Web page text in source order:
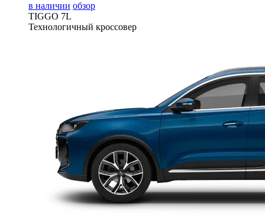
в наличии обзор
TIGGO 7L
Технологичный кроссовер